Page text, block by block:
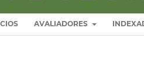
AVALIADORES